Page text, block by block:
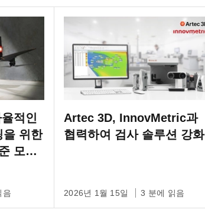
적인
을 위한
모바
음
Artec 3D, InnovMetric과
협력하여 검사 솔루션 강화
2026년 1월 15일 3 분에 읽음